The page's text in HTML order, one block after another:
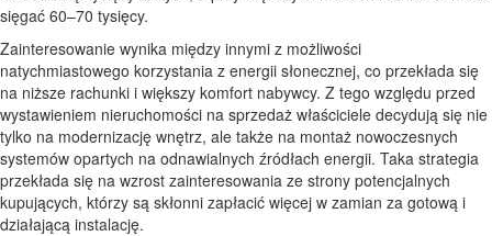
sięgać 60–70 tysięcy.
Zainteresowanie wynika między innymi z możliwości
natychmiastowego korzystania z energii słonecznej, co przekłada się
na niższe rachunki i większy komfort nabywcy. Z tego względu przed
wystawieniem nieruchomości na sprzedaż właściciele decydują się nie
tylko na modernizację wnętrz, ale także na montaż nowoczesnych
systemów opartych na odnawialnych źródłach energii. Taka strategia
przekłada się na wzrost zainteresowania ze strony potencjalnych
kupujących, którzy są skłonni zapłacić więcej w zamian za gotową i
działającą instalację.